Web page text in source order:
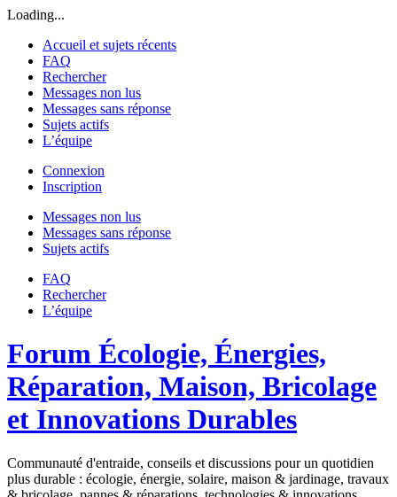
Loading...
Accueil et sujets récents
FAQ
Rechercher
Messages non lus
Messages sans réponse
Sujets actifs
L’équipe
Connexion
Inscription
Messages non lus
Messages sans réponse
Sujets actifs
FAQ
Rechercher
L’équipe
Forum Écologie, Énergies,
Réparation, Maison, Bricolage
et Innovations Durables
Communauté d'entraide, conseils et discussions pour un quotidien
plus durable : écologie, énergie, solaire, maison & jardinage, travaux